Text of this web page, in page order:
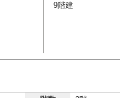
9階建